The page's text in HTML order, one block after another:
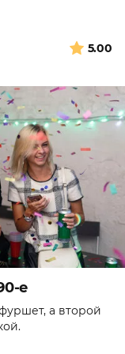
5.00
е
а второй